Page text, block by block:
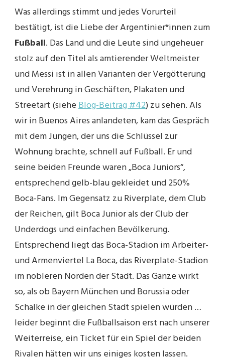
Was allerdings stimmt und jedes Vorurteil
bestätigt, ist die Liebe der Argentinier*innen zum
Fußball. Das Land und die Leute sind ungeheuer
stolz auf den Titel als amtierender Weltmeister
und Messi ist in allen Varianten der Vergötterung
und Verehrung in Geschäften, Plakaten und
Streetart (sieheBlog-Beitrag #42) zu sehen. Als
wir in Buenos Aires anlandeten, kam das Gespräch
mit dem Jungen, der uns die Schlüssel zur
Wohnung brachte, schnell auf Fußball. Er und
seine beiden Freunde waren „Boca Juniors“,
entsprechend gelb-blau gekleidet und 250%
Boca-Fans. Im Gegensatz zu Riverplate, dem Club
der Reichen, gilt Boca Junior als der Club der
Underdogs und einfachen Bevölkerung.
Entsprechend liegt das Boca-Stadion im Arbeiter-
und Armenviertel La Boca, das Riverplate-Stadion
im nobleren Norden der Stadt. Das Ganze wirkt
so, als ob Bayern München und Borussia oder
Schalke in der gleichen Stadt spielen würden …
leider beginnt die Fußballsaison erst nach unserer
Weiterreise, ein Ticket für ein Spiel der beiden
Rivalen hätten wir uns einiges kosten lassen.